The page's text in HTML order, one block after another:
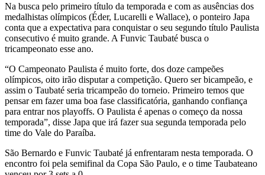
Na busca pelo primeiro título da temporada e com as ausências dos
medalhistas olímpicos (Éder, Lucarelli e Wallace), o ponteiro Japa
conta que a expectativa para conquistar o seu segundo título Paulista
consecutivo é muito grande. A Funvic Taubaté busca o
tricampeonato esse ano.
“O Campeonato Paulista é muito forte, dos doze campeões
olímpicos, oito irão disputar a competição. Quero ser bicampeão, e
assim o Taubaté seria tricampeão do torneio. Primeiro temos que
pensar em fazer uma boa fase classificatória, ganhando confiança
para entrar nos playoffs. O Paulista é apenas o começo da nossa
temporada”, disse Japa que irá fazer sua segunda temporada pelo
time do Vale do Paraíba.
São Bernardo e Funvic Taubaté já enfrentaram nesta temporada. O
encontro foi pela semifinal da Copa São Paulo, e o time Taubateano